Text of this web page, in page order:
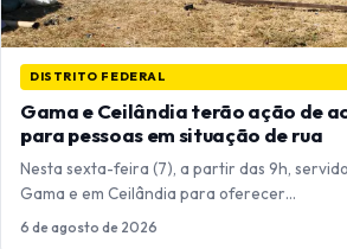
DISTRITO FEDERAL
Gama e Ceilândia terão ação de
para pessoas em situação de rua
Nesta sexta-feira (7), a partir das 9h,
Gama e em Ceilândia para oferecer…
6 de agosto de 2026